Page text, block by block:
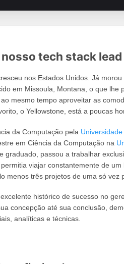
tech stack lead
nos Estados Unidos. Já
em Missoula, Montana, o que lhe
mesmo tempo aproveitar as
o Yellowstone, está a poucas
da Computação pela
em Ciência da Computação na
graduado, passou a trabalhar
viajar constantemente de
menos três projetos de uma só vez
histórico de sucesso no
concepção até sua conclusão,
analíticas e técnicas.